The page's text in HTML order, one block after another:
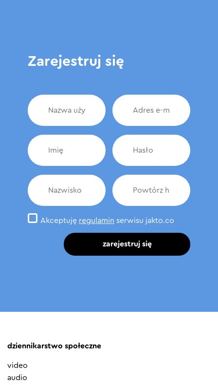
Zarejestruj się
Akceptuję regulamin serwisu jakto.co
zarejestruj się
dziennikarstwo społeczne
video
audio